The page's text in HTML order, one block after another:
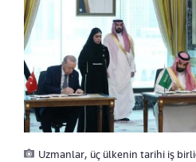
Uzmanlar, üç ülkenin tarihi iş